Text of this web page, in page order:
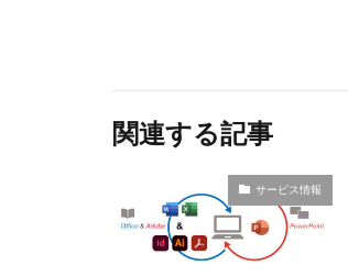
関連する記事
サービス情報